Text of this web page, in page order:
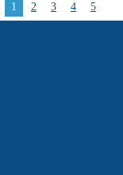
1 2 3 4 5